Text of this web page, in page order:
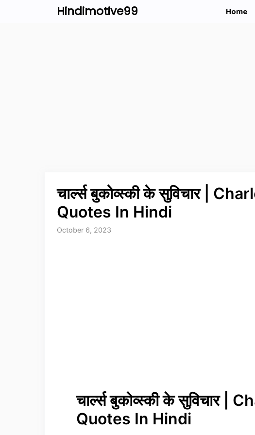
Hindimotive99 Home
चार्ल्स बुकोव्स्की के सुविचार |
Quotes In Hindi
October 6, 2023
चार्ल्स बुकोव्स्की के सुविचार |
Quotes In Hindi